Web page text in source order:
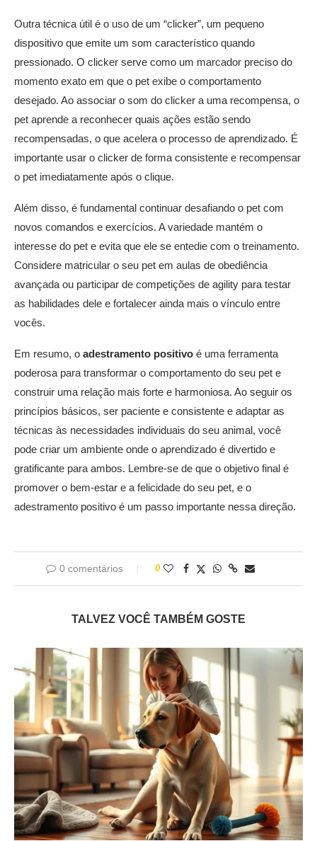
Outra técnica útil é o uso de um “clicker”, um pequeno
dispositivo que emite um som característico quando
pressionado. O clicker serve como um marcador preciso do
momento exato em que o pet exibe o comportamento
desejado. Ao associar o som do clicker a uma recompensa, o
pet aprende a reconhecer quais ações estão sendo
recompensadas, o que acelera o processo de aprendizado. É
importante usar o clicker de forma consistente e recompensar
o pet imediatamente após o clique.
Além disso, é fundamental continuar desafiando o pet com
novos comandos e exercícios. A variedade mantém o
interesse do pet e evita que ele se entedie com o treinamento.
Considere matricular o seu pet em aulas de obediência
avançada ou participar de competições de agility para testar
as habilidades dele e fortalecer ainda mais o vínculo entre
vocês.
Em resumo, o adestramento positivo é uma ferramenta
poderosa para transformar o comportamento do seu pet e
construir uma relação mais forte e harmoniosa. Ao seguir os
princípios básicos, ser paciente e consistente e adaptar as
técnicas às necessidades individuais do seu animal, você
pode criar um ambiente onde o aprendizado é divertido e
gratificante para ambos. Lembre-se de que o objetivo final é
promover o bem-estar e a felicidade do seu pet, e o
adestramento positivo é um passo importante nessa direção.
0 comentários 0
TALVEZ VOCÊ TAMBÉM GOSTE